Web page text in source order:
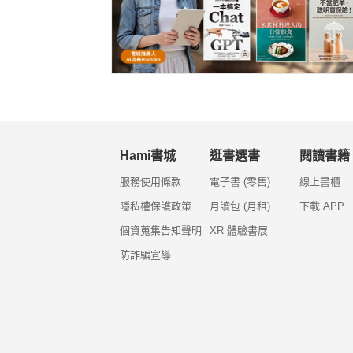
Hami書城
服務使用條款
隱私權保護政策
個資蒐集告知聲明
防詐騙宣導
逛書選書
電子書 (零售)
月讀包 (月租)
XR 體驗書展
閱讀書籍
線上書櫃
下載 APP